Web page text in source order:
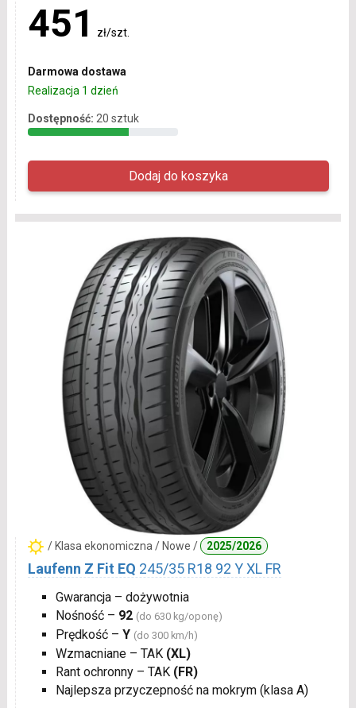
451 zł/szt.
Darmowa dostawa
Realizacja 1 dzień
Dostępność: 20 sztuk
/ Klasa ekonomiczna / Nowe / 2025/2026
Laufenn Z Fit EQ 245/35 R18 92 Y XL FR
Gwarancja – dożywotnia
Nośność – 92 (do 630 kg/oponę)
Prędkość – Y (do 300 km/h)
Wzmacniane – TAK (XL)
Rant ochronny – TAK (FR)
Najlepsza przyczepność na mokrym (klasa A)